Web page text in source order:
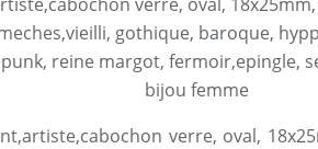
verre, oval,